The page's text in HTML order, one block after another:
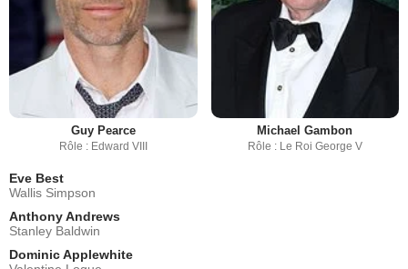
Guy Pearce
Rôle : Edward VIII
Michael Gambon
Rôle : Le Roi George V
Eve Best
Wallis Simpson
Anthony Andrews
Stanley Baldwin
Dominic Applewhite